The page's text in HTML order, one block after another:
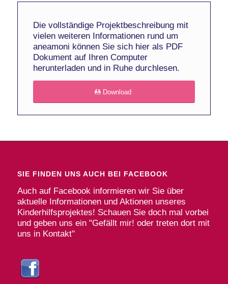
Die vollständige Projektbeschreibung mit
vielen weiteren Informationen rund um
aneamoni können Sie sich hier als PDF
Dokument auf Ihren Computer
herunterladen und in Ruhe durchlesen.
Download
SIE FINDEN UNS AUCH BEI FACEBOOK
Auch auf Facebook informieren wir Sie über
aktuelle Informationen und Aktionen unseres
Kinderhilfsprojektes! Schauen Sie doch mal vorbei
und geben uns ein "Gefällt mir! oder treten dort mit
uns in Kontakt"